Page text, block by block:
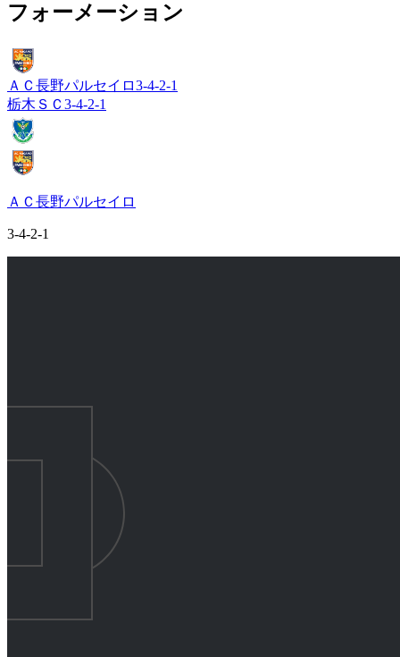
フォーメーション
ＡＣ長野パルセイロ3-4-2-1
栃木ＳＣ 3-4-2-1
ＡＣ長野パルセイロ
3-4-2-1